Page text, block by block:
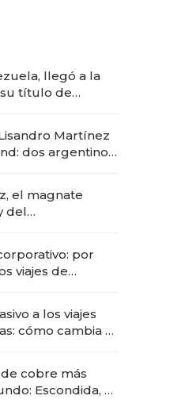
llegó a la
título de
premium"Martínez
dos argentinos
el magnate
del
por
viajes de
a los viajes
cómo cambia el
cobre más
Escondida, el